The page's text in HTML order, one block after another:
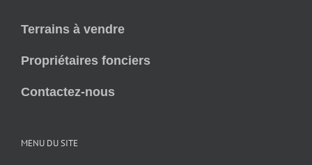
Terrains à vendre
Propriétaires fonciers
Contactez-nous
MENU DU SITE